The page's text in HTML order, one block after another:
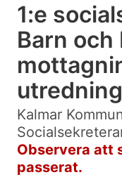
1:e
Barn och
utredning
Kalmar
Observera att
passerat.